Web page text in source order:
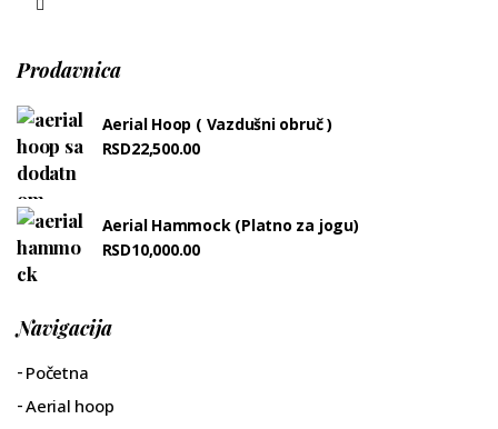
Prodavnica
Aerial Hoop ( Vazdušni obruč )
RSD22,500.00
Aerial Hammock (Platno za jogu)
RSD10,000.00
Navigacija
Početna
Aerial hoop